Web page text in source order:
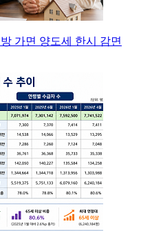
가면 양도세 한시 감면